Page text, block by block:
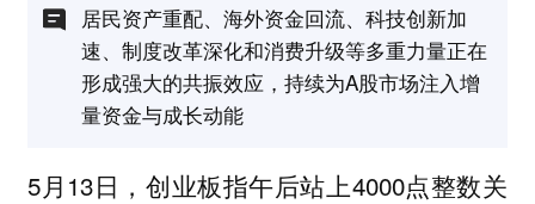
居民资产重配、海外资金回流、科技创新加
速、制度改革深化和消费升级等多重力量正在
形成强大的共振效应，持续为A股市场注入增
量资金与成长动能
5月13日，创业板指午后站上4000点整数关